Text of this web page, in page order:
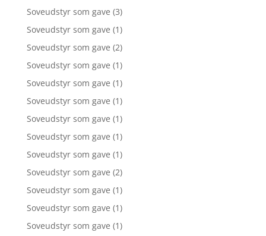
Soveudstyr som gave (3)
Soveudstyr som gave (1)
Soveudstyr som gave (2)
Soveudstyr som gave (1)
Soveudstyr som gave (1)
Soveudstyr som gave (1)
Soveudstyr som gave (1)
Soveudstyr som gave (1)
Soveudstyr som gave (1)
Soveudstyr som gave (2)
Soveudstyr som gave (1)
Soveudstyr som gave (1)
Soveudstyr som gave (1)